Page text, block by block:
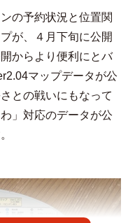
の予約状況と位置関
が、４月下旬に公開
からより便利にとバ
マップデータが公
との戦いにもなって
」対応のデータが公